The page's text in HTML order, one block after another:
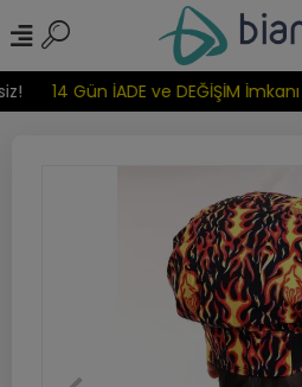
14 Gün İADE ve DEĞİŞİM İmkanı